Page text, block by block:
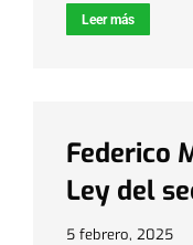
Leer más
Federico
Ley del
5 febrero, 2025